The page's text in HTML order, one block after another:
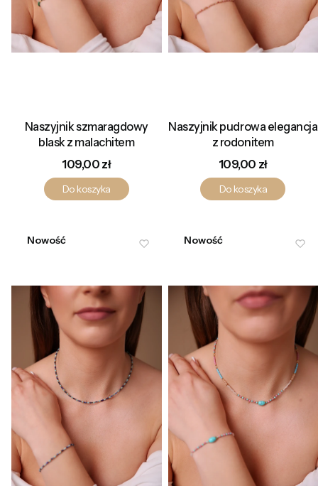
Naszyjnik szmaragdowy
blask z malachitem
Cena
109,00 zł
Do koszyka
Naszyjnik pudrowa elegancja
z rodonitem
Cena
109,00 zł
Do koszyka
Nowość Nowość